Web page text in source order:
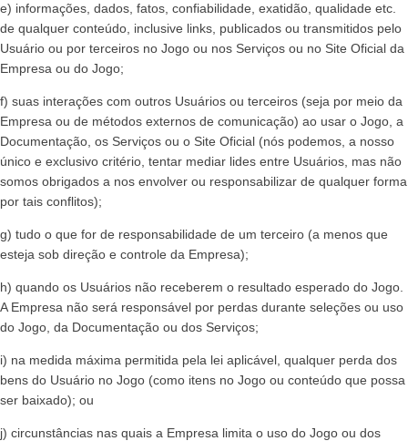
e) informações, dados, fatos, confiabilidade, exatidão, qualidade etc.
de qualquer conteúdo, inclusive links, publicados ou transmitidos pelo
Usuário ou por terceiros no Jogo ou nos Serviços ou no Site Oficial da
Empresa ou do Jogo;
f) suas interações com outros Usuários ou terceiros (seja por meio da
Empresa ou de métodos externos de comunicação) ao usar o Jogo, a
Documentação, os Serviços ou o Site Oficial (nós podemos, a nosso
único e exclusivo critério, tentar mediar lides entre Usuários, mas não
somos obrigados a nos envolver ou responsabilizar de qualquer forma
por tais conflitos);
g) tudo o que for de responsabilidade de um terceiro (a menos que
esteja sob direção e controle da Empresa);
h) quando os Usuários não receberem o resultado esperado do Jogo.
A Empresa não será responsável por perdas durante seleções ou uso
do Jogo, da Documentação ou dos Serviços;
i) na medida máxima permitida pela lei aplicável, qualquer perda dos
bens do Usuário no Jogo (como itens no Jogo ou conteúdo que possa
ser baixado); ou
j) circunstâncias nas quais a Empresa limita o uso do Jogo ou dos